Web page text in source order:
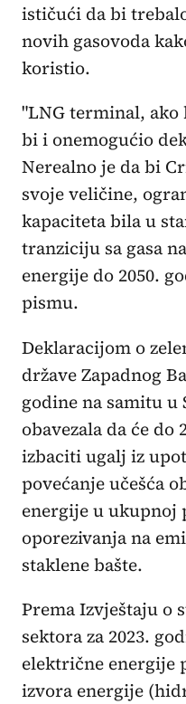
ističući da bi
novih gasovoda
koristio.
"LNG terminal, ako
bi i onemogućio
Nerealno je da bi
svoje veličine,
kapaciteta bila u
tranziciju sa gasa
energije do 2050.
pismu.
Deklaracijom o
države Zapadnog
godine na samitu u
obavezala da će do
izbaciti ugalj iz
povećanje učešća
energije u ukupnoj
oporezivanja na
staklene bašte.
Prema Izvještaju o
sektora za 2023.
električne energije
izvora energije